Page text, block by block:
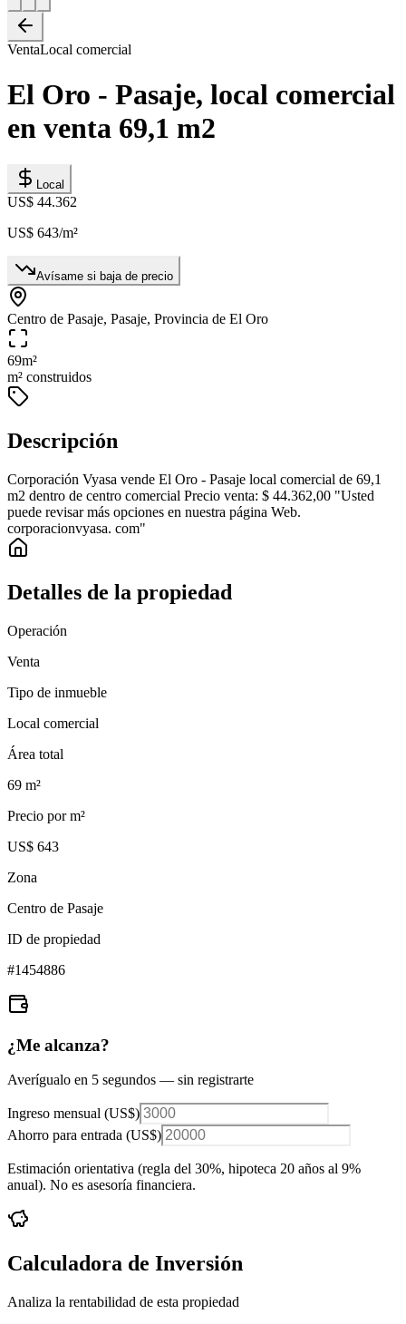
VentaLocal comercial
El Oro - Pasaje, local comercial
en venta 69,1 m2
Local
US$ 44.362
US$ 643/m²
Avísame si baja de precio
Centro de Pasaje, Pasaje, Provincia de El Oro
69m²
m² construidos
Descripción
Corporación Vyasa vende El Oro - Pasaje local comercial de 69,1
m2 dentro de centro comercial Precio venta: $ 44.362,00 "Usted
puede revisar más opciones en nuestra página Web.
corporacionvyasa. com"
Detalles de la propiedad
Operación
Venta
Tipo de inmueble
Local comercial
Área total
69 m²
Precio por m²
US$ 643
Zona
Centro de Pasaje
ID de propiedad
#1454886
¿Me alcanza?
Averígualo en 5 segundos — sin registrarte
Ingreso mensual (US$)
Ahorro para entrada (US$)
Estimación orientativa (regla del 30%, hipoteca 20 años al 9%
anual). No es asesoría financiera.
Calculadora de Inversión
Analiza la rentabilidad de esta propiedad